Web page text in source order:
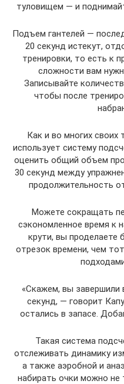
туловищем — и
Подъем гантелей —
20 секунд истекут,
тренировки, то есть к
сложности вам
Записывайте
чтобы после
Как и во многих своих
использует систему
оценить общий объем
30 секунд между
продолжительность
Можете сокращать
сэкономленное время к
крути, вы проделаете
отрезок времени, чем
«Скажем, вы завершили
секунд, — говорит
остались в запасе.
Такая система
отслеживать динамику
а также аэробной и
набирать очки можно не